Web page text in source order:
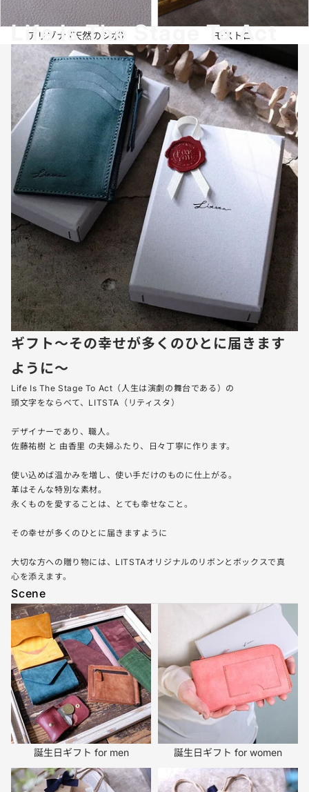
アリゾナ (天然のシボ) モストロ
Life Is The Stage To Act
ギフト〜その幸せが多くのひとに届きます
ように〜
Life Is The Stage To Act（人生は演劇の舞台である）の
頭文字をならべて、LITSTA（リティスタ）
デザイナーであり、職人。
佐藤祐樹 と 由香里 の夫婦ふたり、日々丁寧に作ります。
使い込めば温かみを増し、使い手だけのものに仕上がる。
革はそんな特別な素材。
永くものを愛することは、とても幸せなこと。
その幸せが多くのひとに届きますように
大切な方への贈り物には、LITSTAオリジナルのリボンとボックスで真
心を添えます。
Scene
誕生日ギフト for men 誕生日ギフト for women